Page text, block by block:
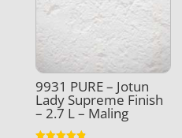
9931 PURE – Jotun
Lady Supreme Finish
– 2.7 L – Maling